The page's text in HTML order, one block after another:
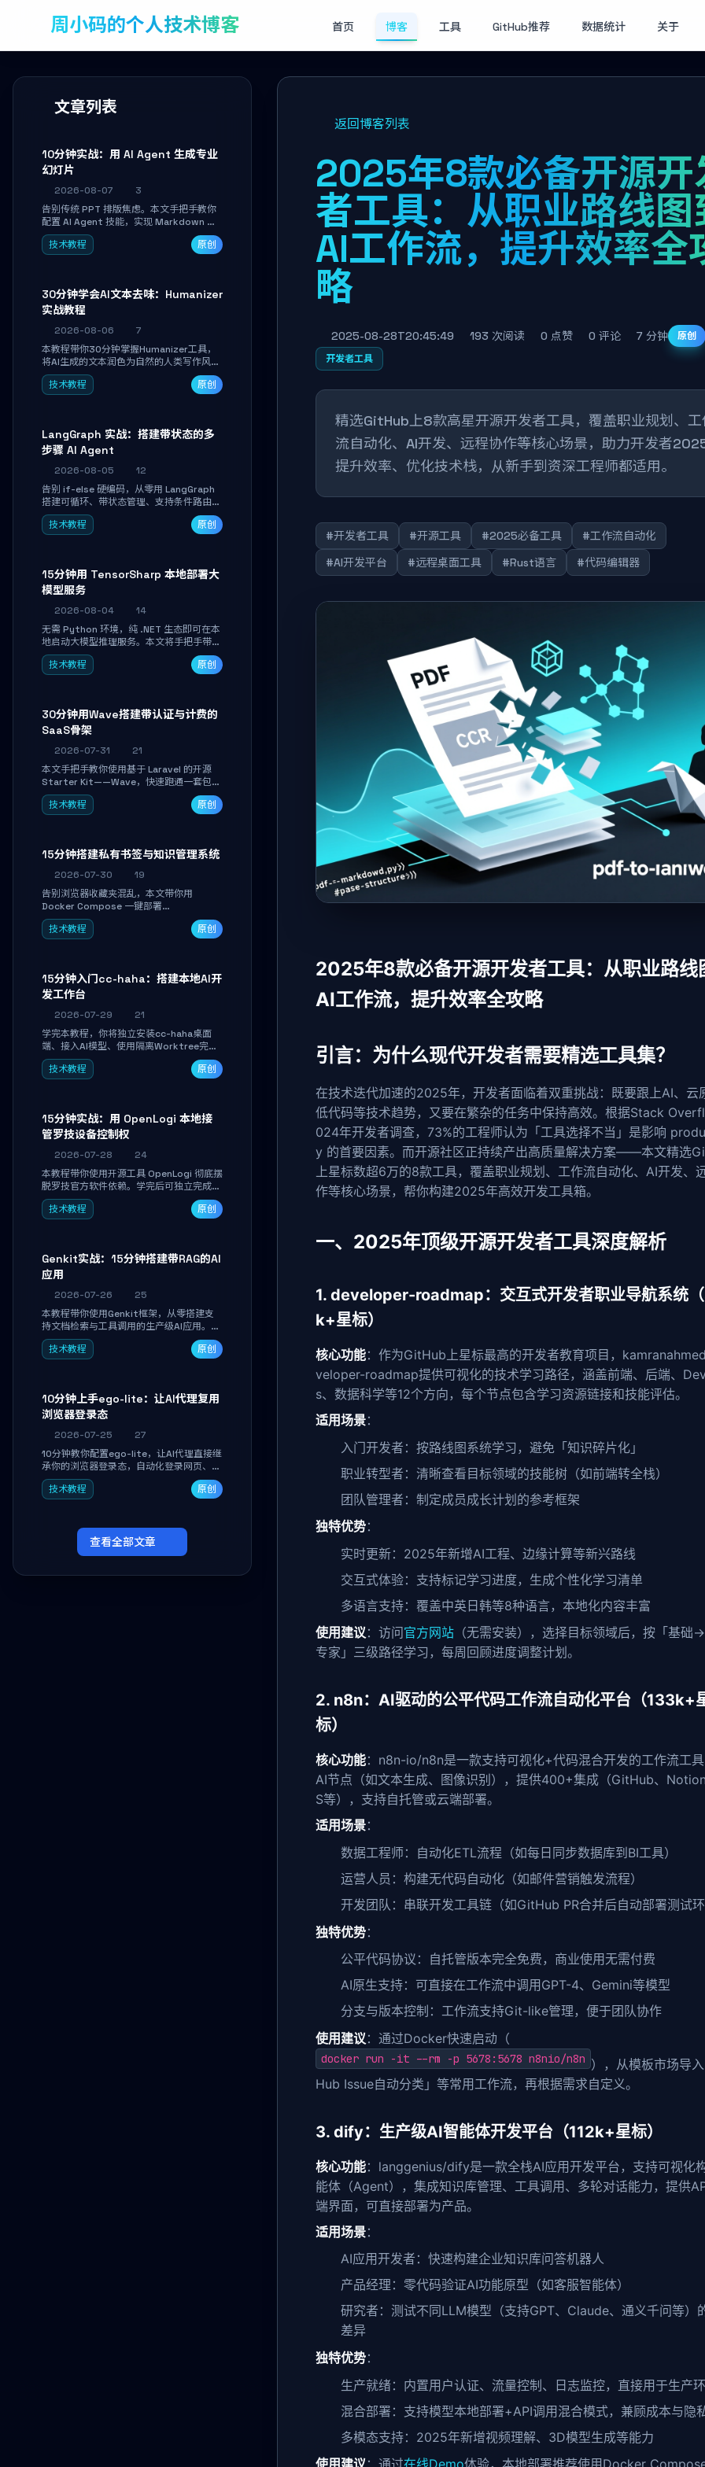
周小码的个人技术博客 首页 博客 工具 GitHub推荐 数据统计 关于
文章列表
10分钟实战：用 AI Agent 生成专业
幻灯片
2026-08-07
3
告别传统 PPT 排版焦虑。本文手把手教你
配置 AI Agent 技能，实现 Markdown 内
容自动转为带高级排版、AI 配图与 WebGL
运行时的 HTML 幻灯片。只需专注内容，
技术教程 原创
30分钟学会AI文本去味：Humanizer
实战教程
2026-08-06
7
本教程带你30分钟掌握Humanizer工具，
将AI生成的文本润色为自然的人类写作风
格。通过安装配置、实战示例和语音校准，
让你的内容告别AI痕迹，匹配个人写作习
技术教程 原创
LangGraph 实战：搭建带状态的多
步骤 AI Agent
2026-08-05
12
告别 if-else 硬编码，从零用 LangGraph
搭建可循环、带状态管理、支持条件路由的
多步骤 AI 代理。学完能独立编写包含自动
决策、工具调用和持久化状态的复杂工作
技术教程 原创
15分钟用 TensorSharp 本地部署大
模型服务
2026-08-04
14
无需 Python 环境，纯 .NET 生态即可在本
地启动大模型推理服务。本文将手把手带你
下载模型、配置 GPU 加速、启动 OpenAI
兼容 API，并在 C# 业务代码中无缝调用。
技术教程 原创
30分钟用Wave搭建带认证与计费的
SaaS骨架
2026-07-31
21
本文手把手教你使用基于 Laravel 的开源
Starter Kit——Wave，快速跑通一套包含
用户认证、订阅计费、角色权限和后台管理
的完整 SaaS 骨架。附带 Stripe 测试支付
技术教程 原创
15分钟搭建私有书签与知识管理系统
2026-07-30
19
告别浏览器收藏夹混乱，本文带你用
Docker Compose 一键部署
Linkwarden。15 分钟完成私有书签系统搭
建，掌握网页快照归档、高亮批注、分类管
技术教程 原创
15分钟入门cc-haha：搭建本地AI开
发工作台
2026-07-29
21
学完本教程，你将独立安装cc-haha桌面
端、接入AI模型、使用隔离Worktree完成
真实开发任务，并通过Diff审阅面板安全落
地AI代码改写。告别终端黑盒操作，让AI在
技术教程 原创
15分钟实战：用 OpenLogi 本地接
管罗技设备控制权
2026-07-28
24
本教程带你使用开源工具 OpenLogi 彻底摆
脱罗技官方软件依赖。学完后可独立完成设
备识别、按键重映射、DPI曲线配置与
SmartShift调节，实现完全离线控制，保
技术教程 原创
Genkit实战：15分钟搭建带RAG的AI
应用
2026-07-26
25
本教程带你使用Genkit框架，从零搭建支
持文档检索与工具调用的生产级AI应用。通
过环境配置、核心代码编写与调试避坑指
南，学完即可掌握多模型切换、RAG管道构
技术教程 原创
10分钟上手ego-lite：让AI代理复用
浏览器登录态
2026-07-25
27
10分钟教你配置ego-lite，让AI代理直接继
承你的浏览器登录态，自动化登录网页、抓
取数据，无需分享密码，多任务并行不干扰
日常使用。
技术教程 原创
查看全部文章
返回博客列表
2025年8款必备开源开
者工具：从职业路线图
AI工作流，提升效率全
略
2025-08-28T20:45:49 193 次阅读 0 点赞 0 评论 7 分钟
原创
开发者工具
精选GitHub上8款高星开源开发者工具，覆盖职业规划、工
流自动化、AI开发、远程协作等核心场景，助力开发者
提升效率、优化技术栈，从新手到资深工程师都适用。
#开发者工具 #开源工具 #2025必备工具
#工作流自动化
#AI开发平台
#远程桌面工具 #Rust语言 #代码编辑器
2025年8款必备开源开发者工具：从职业路线
AI工作流，提升效率全攻略
引言：为什么现代开发者需要精选工具集？
在技术迭代加速的2025年，开发者面临着双重挑战：既要跟上AI、云
低代码等技术趋势，又要在繁杂的任务中保持高效。根据Stack
024年开发者调查，73%的工程师认为「工具选择不当」是影响
y 的首要因素。而开源社区正持续产出高质量解决方案——本文精选
上星标数超6万的8款工具，覆盖职业规划、工作流自动化、AI开发、
作等核心场景，帮你构建2025年高效开发工具箱。
一、2025年顶级开源开发者工具深度解析
1. developer-roadmap：交互式开发者职业导航系统
k+星标）
核心功能：作为GitHub上星标最高的开发者教育项目，
veloper-roadmap提供可视化的技术学习路径，涵盖前端、后端、
s、数据科学等12个方向，每个节点包含学习资源链接和技能评估。
适用场景：
入门开发者：按路线图系统学习，避免「知识碎片化」
职业转型者：清晰查看目标领域的技能树（如前端转全栈）
团队管理者：制定成员成长计划的参考框架
独特优势：
实时更新：2025年新增AI工程、边缘计算等新兴路线
交互式体验：支持标记学习进度，生成个性化学习清单
多语言支持：覆盖中英日韩等8种语言，本地化内容丰富
使用建议：访问官方网站 （无需安装），选择目标领域后，按「基
专家」三级路径学习，每周回顾进度调整计划。
2. n8n：AI驱动的公平代码工作流自动化平台（133k+
标）
核心功能：n8n-io/n8n是一款支持可视化+代码混合开发的工作流工
AI节点（如文本生成、图像识别），提供400+集成（GitHub、
S等），支持自托管或云端部署。
适用场景：
数据工程师：自动化ETL流程（如每日同步数据库到BI工具）
运营人员：构建无代码自动化（如邮件营销触发流程）
开发团队：串联开发工具链（如GitHub PR合并后自动部署测试环
独特优势：
公平代码协议：自托管版本完全免费，商业使用无需付费
AI原生支持：可直接在工作流中调用GPT-4、Gemini等模型
分支与版本控制：工作流支持Git-like管理，便于团队协作
使用建议：通过Docker快速启动（
docker run -it --rm -p 5678:5678 n8nio/n8n ），从模板市场导
Hub Issue自动分类」等常用工作流，再根据需求自定义。
3. dify：生产级AI智能体开发平台（112k+星标）
核心功能：langgenius/dify是一款全栈AI应用开发平台，支持可视化
能体（Agent），集成知识库管理、工具调用、多轮对话能力，提供
端界面，可直接部署为产品。
适用场景：
AI应用开发者：快速构建企业知识库问答机器人
产品经理：零代码验证AI功能原型（如客服智能体）
研究者：测试不同LLM模型（支持GPT、Claude、通义千问等）
差异
独特优势：
生产就绪：内置用户认证、流量控制、日志监控，直接用于生产
混合部署：支持模型本地部署+API调用混合模式，兼顾成本与隐
多模态支持：2025年新增视频理解、3D模型生成等能力